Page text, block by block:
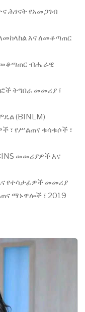
ሕፃናት የአመጋገብ
እና ለመቆጣጠር
ብሔራዊ
ትግበራ መመሪያ ፣
(BINLM)
፣ የሥልጠና ቁሳቁሶች ፣
መመሪያዎች እና
የተሳታፊዎች መመሪያ
ማኑዋሎች ፣ 2019